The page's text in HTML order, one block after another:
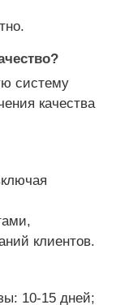
систему
качества
клиентов.
10-15 дней;